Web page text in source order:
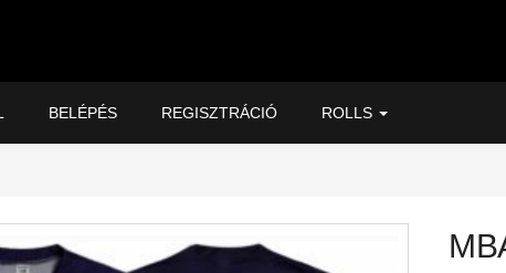
BELÉPÉS REGISZTRÁCIÓ ROLLS